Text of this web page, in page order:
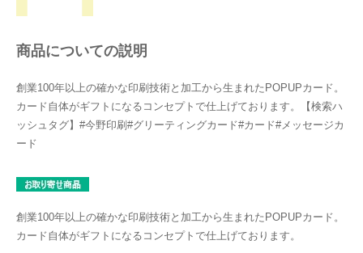
商品についての説明
創業100年以上の確かな印刷技術と加工から生まれたPOPUPカード。
カード自体がギフトになるコンセプトで仕上げております。【検索ハ
ッシュタグ】#今野印刷#グリーティングカード#カード#メッセージカ
ード
創業100年以上の確かな印刷技術と加工から生まれたPOPUPカード。
カード自体がギフトになるコンセプトで仕上げております。